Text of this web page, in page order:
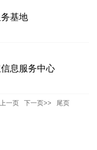
基地
息服务中心
一页 下一页>> 尾页